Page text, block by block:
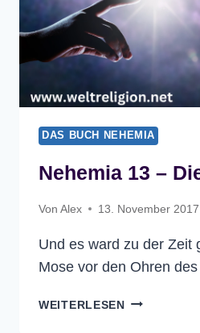
DAS BUCH NEHEMIA
Nehemia 13 –
Von Alex 13. November 2017
Und es ward zu der Zeit
Mose vor den Ohren
WEITERLESEN NEHEMIA